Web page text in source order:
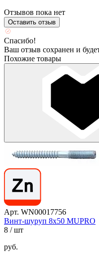
Отзывов пока нет
Оставить отзыв
Спасибо!
Ваш отзыв сохранен и
Похожие товары
Арт. WN00017756
Винт-шуруп 8х50 MUPRO
8 / шт
руб.